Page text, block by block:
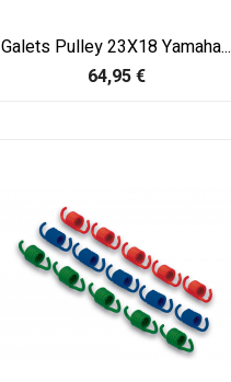
Galets Pulley 23X18 Yamaha...
Prix
64,95 €